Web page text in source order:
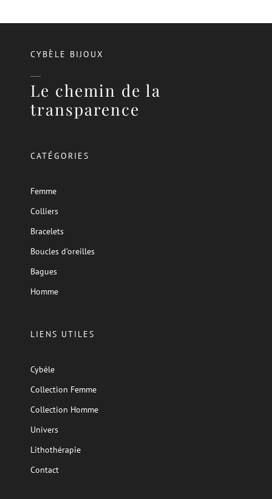
CYBÈLE BIJOUX
Le chemin de la
transparence
CATÉGORIES
Femme
Colliers
Bracelets
Boucles d’oreilles
Bagues
Homme
LIENS UTILES
Cybèle
Collection Femme
Collection Homme
Univers
Lithothérapie
Contact